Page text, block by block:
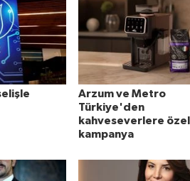
Arzum ve Metro
Türkiye'den
kahveseverlere özel
kampanya